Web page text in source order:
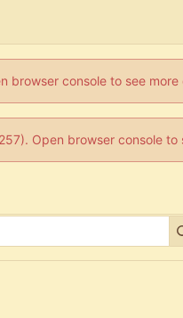
browser console to see more
Open browser console to